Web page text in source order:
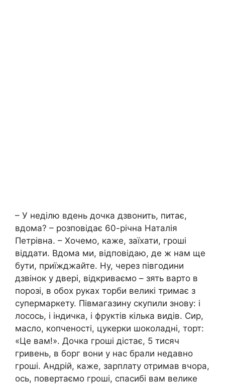
– У неділю вдень дочка дзвонить, питає,
вдома? – розповідає 60-річна Наталія
Петрівна. – Хочемо, каже, заїхати, гроші
віддати. Вдома ми, відповідаю, де ж нам ще
бути, приїжджайте. Ну, через півгодини
дзвінок у двері, відкриваємо – зять варто в
порозі, в обох руках торби великі тримає з
супермаркету. Півмагазину скупили знову: і
лосось, і індичка, і фруктів кілька видів. Сир,
масло, копченості, цукерки шоколадні, торт:
«Це вам!». Дочка гроші дістає, 5 тисяч
гривень, в борг вони у нас брали недавно
гроші. Андрій, каже, зарплату отримав вчора,
ось, повертаємо гроші, спасибі вам велике